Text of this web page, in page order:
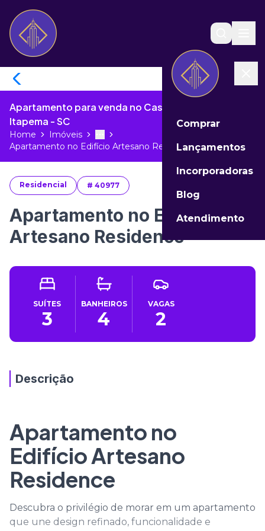
Comprar
Lançamentos
Incorporadoras
Blog
Atendimento
Apartamento para venda no Castelo Branco de
Itapema - SC
Home Imóveis More
Toggle menu
Apartamento no Edifício Artesano Re...
Residencial # 40977
Apartamento no Edifício
Artesano Residence
SUÍTES
3
BANHEIROS
4
VAGAS
2
Descrição
Apartamento no
Edifício Artesano
Residence
Descubra o privilégio de morar em um apartamento
que une design refinado, funcionalidade e